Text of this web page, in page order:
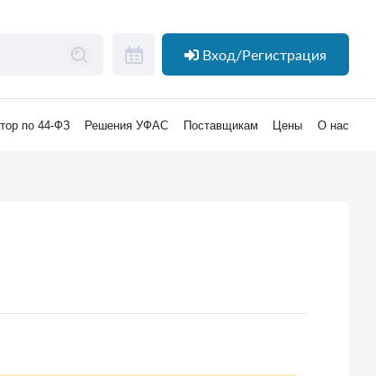
Вход/Регистрация
по 44-ФЗ Решения УФАС Поставщикам Цены О нас